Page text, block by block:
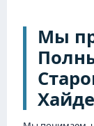
Мы